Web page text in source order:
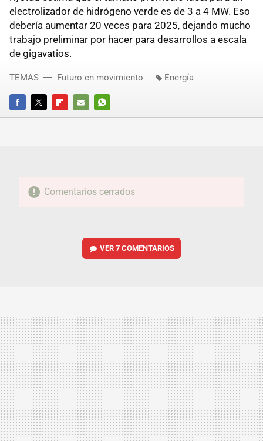
electrolizador de hidrógeno verde es de 3 a 4 MW. Eso
debería aumentar 20 veces para 2025, dejando mucho
trabajo preliminar por hacer para desarrollos a escala
de gigavatios.
FACEBOOKTWITTERFLIPBOARD
E-
WHATSAPP
TEMAS Futuro en movimiento Energía
Comentarios cerrados
VER7 COMENTARIOS